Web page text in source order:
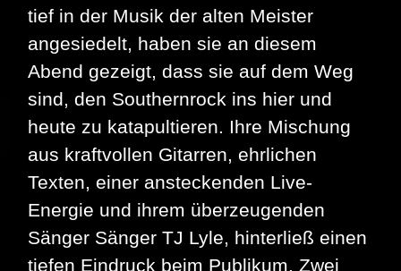
tief in der Musik der alten Meister
angesiedelt, haben sie an diesem
Abend gezeigt, dass sie auf dem Weg
sind, den Southernrock ins hier und
heute zu katapultieren. Ihre Mischung
aus kraftvollen Gitarren, ehrlichen
Texten, einer ansteckenden Live-
Energie und ihrem überzeugenden
Sänger Sänger TJ Lyle, hinterließ einen
tiefen Eindruck beim Publikum. Zwei